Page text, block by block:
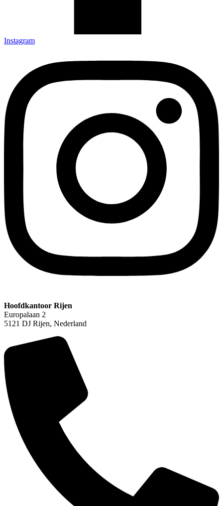
Instagram
Hoofdkantoor Rijen
Europalaan 2
5121 DJ Rijen, Nederland